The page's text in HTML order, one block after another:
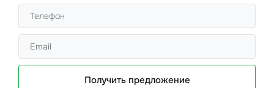
Получить предложение